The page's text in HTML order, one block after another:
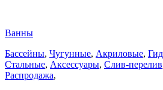
Ванны
Бассейны, Чугунные, Акриловые,
Стальные, Аксессуары, Слив-перелив
Распродажа,